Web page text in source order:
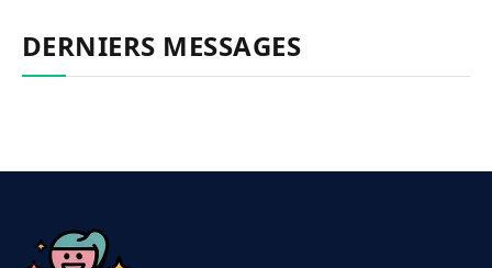
DERNIERS MESSAGES